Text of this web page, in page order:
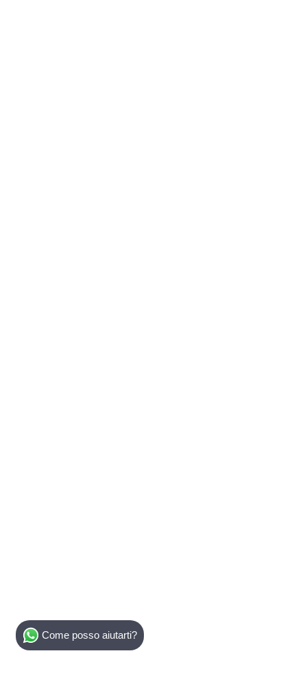
Come posso aiutarti?
Select Destination
Egypt